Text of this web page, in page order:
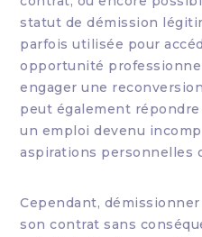
statut de démission
parfois utilisée pour
opportunité
engager une
peut également
un emploi devenu
aspirations personnelles
Cependant,
son contrat sans